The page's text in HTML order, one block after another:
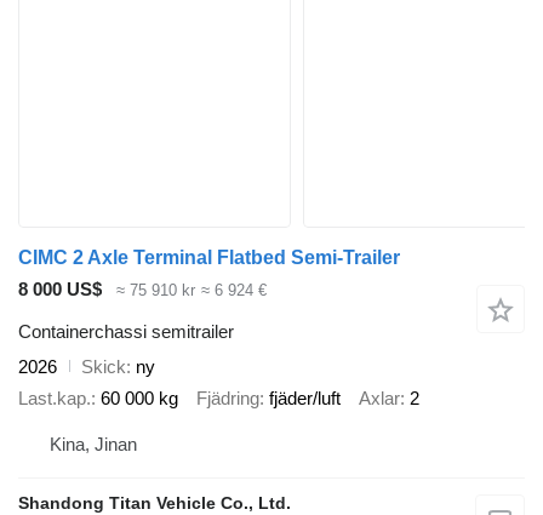
CIMC 2 Axle Terminal Flatbed Semi-Trailer
8 000 US$
≈ 75 910 kr ≈ 6 924 €
Containerchassi semitrailer
2026
Skick ny
Last.kap. 60 000 kg Fjädring fjäder/luft Axlar 2
Kina, Jinan
Shandong Titan Vehicle Co., Ltd.